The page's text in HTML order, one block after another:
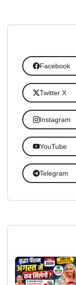
Facebook
Twitter X
Instagram
YouTube
Telegram